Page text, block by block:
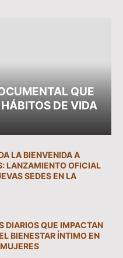
QUE
DE VIDA
LA BIENVENIDA A
LANZAMIENTO OFICIAL
SEDES EN LA
DIARIOS QUE IMPACTAN
BIENESTAR ÍNTIMO EN